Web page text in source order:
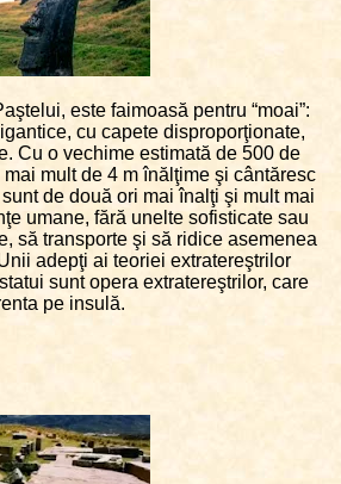
este faimoasă pentru “moai”:
cu capete disproporţionate,
Cu o vechime estimată de 500 de
mult de 4 m înălţime şi cântăresc
de două ori mai înalţi şi mult mai
umane, fără unelte sofisticate sau
să transporte şi să ridice asemenea
adepţi ai teoriei extratereştrilor
sunt opera extratereştrilor, care
pe insulă.